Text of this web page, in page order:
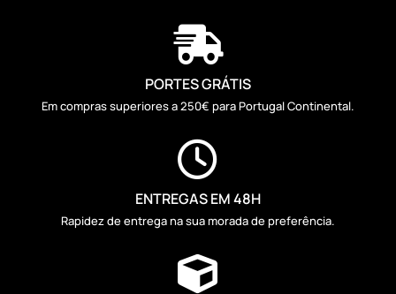

PORTES GRÁTIS
Em compras superiores a 250€ para Portugal Continental.

ENTREGAS EM 48H
Rapidez de entrega na sua morada de preferência.
